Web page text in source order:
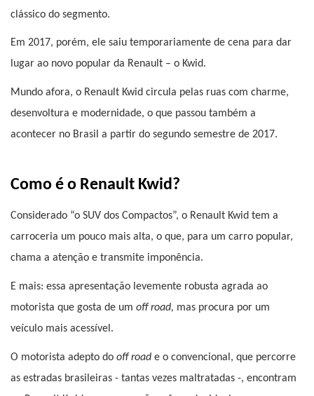
clássico do segmento.
Em 2017, porém, ele saiu temporariamente de cena para dar
lugar ao novo popular da Renault – o Kwid.
Mundo afora, o Renault Kwid circula pelas ruas com charme,
desenvoltura e modernidade, o que passou também a
acontecer no Brasil a partir do segundo semestre de 2017.
Como é o Renault Kwid?
Considerado “o SUV dos Compactos”, o Renault Kwid tem a
carroceria um pouco mais alta, o que, para um carro popular,
chama a atenção e transmite imponência.
E mais: essa apresentação levemente robusta agrada ao
motorista que gosta de um off road, mas procura por um
veículo mais acessível.
O motorista adepto do off road e o convencional, que percorre
as estradas brasileiras - tantas vezes maltratadas -, encontram